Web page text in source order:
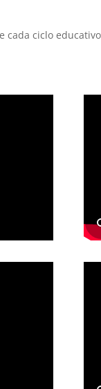
cada ciclo